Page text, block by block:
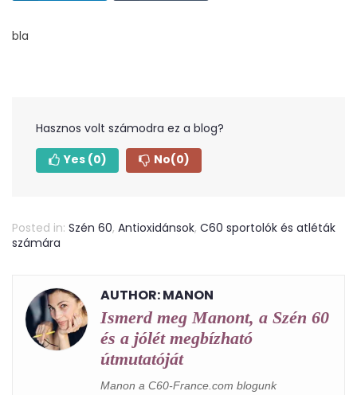
bla
Hasznos volt számodra ez a blog?
Yes (0) No(0)
Posted in: Szén 60, Antioxidánsok, C60 sportolók és atléták
számára
AUTHOR: MANON
Ismerd meg Manont, a Szén 60
és a jólét megbízható
útmutatóját
Manon a C60-France.com blogunk